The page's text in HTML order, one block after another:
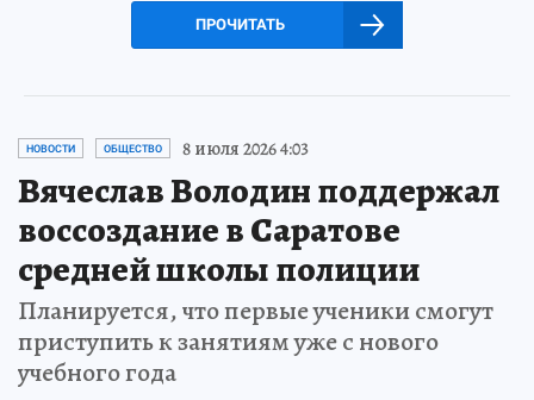
ПРОЧИТАТЬ
НОВОСТИ ОБЩЕСТВО 8 июля 2026 4:03
Вячеслав Володин поддержал
воссоздание в Саратове
средней школы полиции
Планируется, что первые ученики смогут
приступить к занятиям уже с нового
учебного года